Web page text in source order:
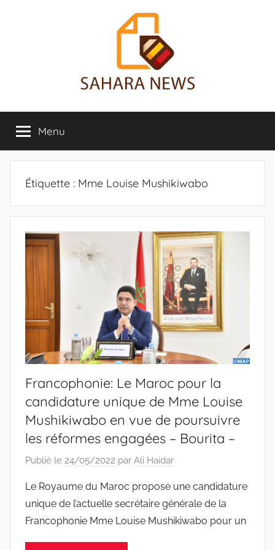
Sahara
News
sur
le
Sahara
révélée
Menu
Étiquette : Mme Louise Mushikiwabo
Francophonie: Le Maroc pour la
candidature unique de Mme Louise
Mushikiwabo en vue de poursuivre
les réformes engagées – Bourita –
Publié le 24/05/2022 par Ali Haidar
Le Royaume du Maroc propose une candidature
unique de l’actuelle secrétaire générale de la
Francophonie Mme Louise Mushikiwabo pour un